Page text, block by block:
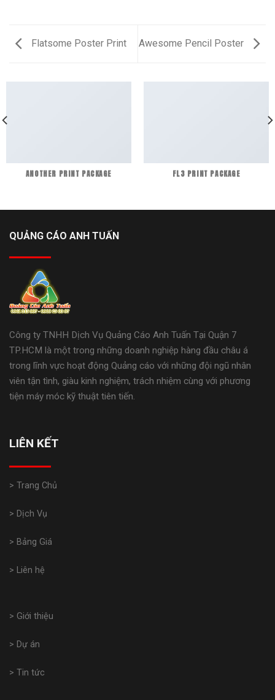
Flatsome Poster Print Awesome Pencil Poster
ANOTHER PRINT PACKAGE FL3 PRINT PACKAGE
QUẢNG CÁO ANH TUẤN
Công ty TNHH Dịch Vụ Quảng Cáo Anh Tuấn Tại Quận 7
TP.HCM là một trong những doanh nghiệp hàng đầu châu á
trong lĩnh vực hoạt động Quảng cáo với những đội ngũ nhân
viên tận tình, giàu kinh nghiệm, trách nhiệm cùng với phương
tiện máy móc kỹ thuật tiên tiến.
LIÊN KẾT
> Trang Chủ
> Dịch Vụ
> Bảng Giá
> Liên hệ
> Giới thiệu
> Dự án
> Tin tức